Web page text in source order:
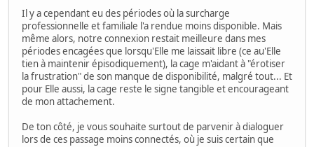
Il y a cependant eu des périodes où la surcharge
professionnelle et familiale l'a rendue moins disponible. Mais
même alors, notre connexion restait meilleure dans mes
périodes encagées que lorsqu'Elle me laissait libre (ce au'Elle
tien à maintenir épisodiquement), la cage m'aidant à "érotiser
la frustration" de son manque de disponibilité, malgré tout... Et
pour Elle aussi, la cage reste le signe tangible et encourageant
de mon attachement.
De ton côté, je vous souhaite surtout de parvenir à dialoguer
lors de ces passage moins connectés, où je suis certain que